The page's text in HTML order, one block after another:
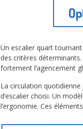
Un escalier quart
des critères
fortement l’agencement
La circulation
d’escalier choisi. Un
l’ergonomie. Ces